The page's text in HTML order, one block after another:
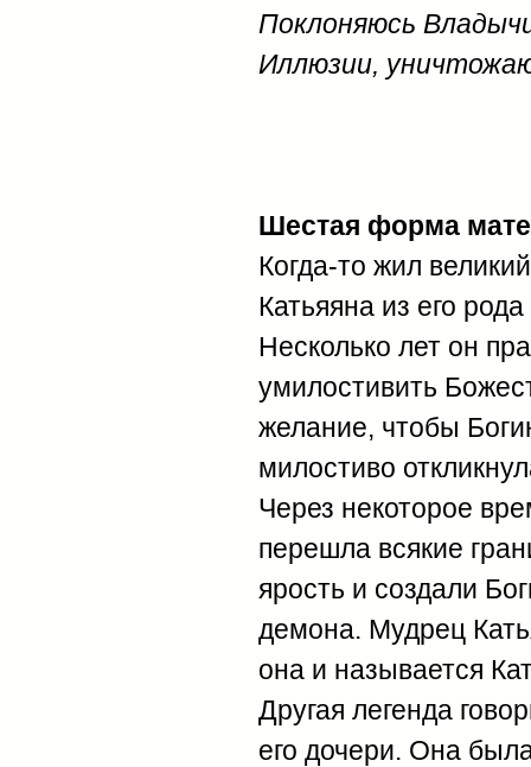
Поклоняюсь
Иллюзии,
Шестая форма
Когда-то жил
Катьяяна из его
Несколько лет он
умилостивить
желание, чтобы
милостиво
Через некоторое
перешла всякие
ярость и создали
демона. Мудрец
она и называется
Другая легенда
его дочери. Она